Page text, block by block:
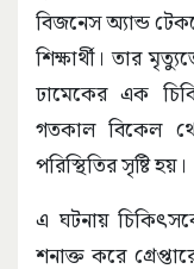
বিজনেস অ্যান্ড
শিক্ষার্থী। তার
ঢামেকের এক
গতকাল বিকেল
পরিস্থিতির সৃষ্টি হয়।
এ ঘটনায়
শনাক্ত করে